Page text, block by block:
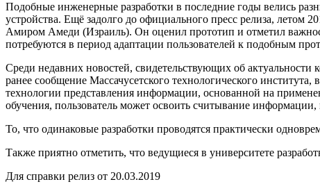
Подобные инженерные разработки в последние годы велись
устройства. Ещё задолго до официального пресс релиза, летом
Амиром Амеди (Израиль). Он оценил прототип и отметил
потребуются в период адаптации пользователей к подобным
Среди недавних новостей, свидетельствующих об
ранее сообщение Массачусетского технологического института,
технологии представления информации, основанной на
обучения, пользователь может освоить считывание
То, что одинаковые разработки проводятся практически
Также приятно отметить, что ведущиеся в университете
Для справки релиз от 20.03.2019